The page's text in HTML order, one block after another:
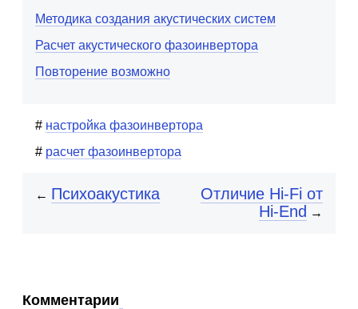
Методика создания акустических систем
Расчет акустического фазоинвертора
Повторение возможно
настройка фазоинвертора
расчет фазоинвертора
Отличие Hi-Fi от
Hi-End →
← Психоакустика
Комментарии